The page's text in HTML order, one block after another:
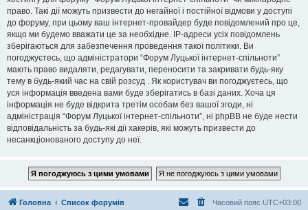
право. Такі дії можуть призвести до негайної і постійної відмови у доступі
до форуму, при цьому ваш інтернет-провайдер буде повідомлений про це,
якщо ми будемо вважати це за необхідне. IP-адреси усіх повідомлень
зберігаються для забезпечення проведення такої політики. Ви
погоджуєтесь, що адміністратори “Форум Луцької інтернет-спільноти”
мають право видаляти, редагувати, переносити та закривати будь-яку
тему в будь-який час на свій розсуд . Як користувач ви погоджуєтесь, що
уся інформація введена вами буде зберігатись в базі даних. Хоча ця
інформація не буде відкрита третім особам без вашої згоди, ні
адміністрація “Форум Луцької інтернет-спільноти”, ні phpBB не буде нести
відповідальність за будь-які дії хакерів, які можуть призвести до
несанкціонованого доступу до неї.
Головна Список форумів Часовий пояс UTC+03:00